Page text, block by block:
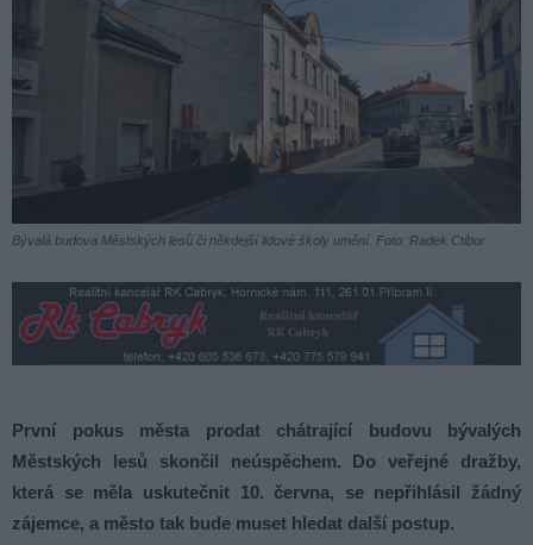
Bývalá budova Městských lesů či někdejší lidové školy umění. Foto: Radek Ctibor
První pokus města prodat chátrající budovu bývalých
Městských lesů skončil neúspěchem. Do veřejné dražby,
která se měla uskutečnit 10. června, se nepřihlásil žádný
zájemce, a město tak bude muset hledat další postup.